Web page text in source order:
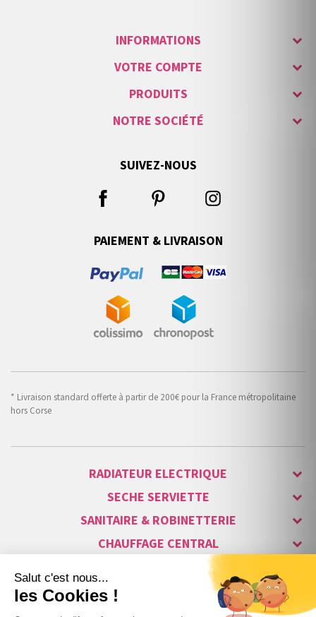
INFORMATIONS
VOTRE COMPTE
PRODUITS
NOTRE SOCIÉTÉ
SUIVEZ-NOUS
PAIEMENT & LIVRAISON
* Livraison standard offerte à partir de 200€ pour la France métropolitaine
hors Corse
RADIATEUR ELECTRIQUE
SECHE SERVIETTE
SANITAIRE & ROBINETTERIE
CHAUFFAGE CENTRAL
ALARME & SÉCURITÉ
MAISON CONNECTÉE